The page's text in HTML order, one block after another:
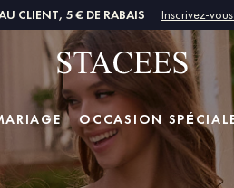
CLIENT, 5 € DE RABAIS Inscrivez-
OCCASION